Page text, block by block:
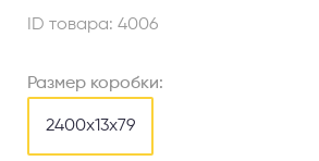
ID товара: 4006
Размер коробки:
2400х13х79